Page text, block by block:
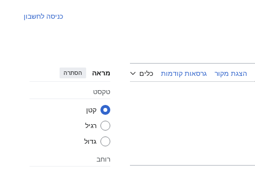
כניסה לחשבון
הצגת מקור גרסאות קודמות כלים מראה הסתרה
טקסט
קטן
רגיל
גדול
רוחב